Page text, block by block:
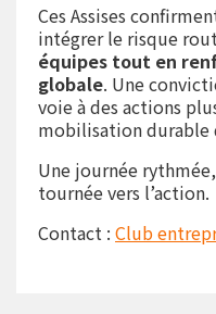
Ces Assises
intégrer le risque
équipes tout en
globale. Une
voie à des actions
mobilisation durable
Une journée
tournée vers l’action.
Contact : Club